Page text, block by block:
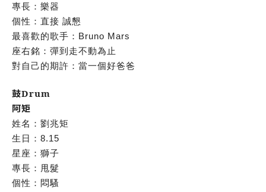
專長：樂器
個性：直接 誠懇
最喜歡的歌手：Bruno Mars
座右銘：彈到走不動為止
對自己的期許：當一個好爸爸
鼓Drum
阿矩
姓名：劉兆矩
生日：8.15
星座：獅子
專長：甩髮
個性：悶騷